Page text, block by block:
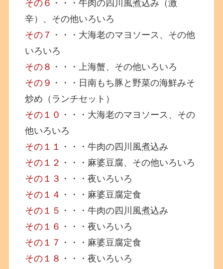
その６ ・・・牛肉の四川風煮込み（激
辛）、その他いろいろ
その７ ・・・大海老のマヨソース、その他
いろいろ
その８ ・・・上海蟹、その他いろいろ
その９ ・・・日南もち豚と野菜の海鮮みそ
炒め（ランチセット）
その１０ ・・・大海老のマヨソース、その
他いろいろ
その１１ ・・・牛肉の四川風煮込み
その１２ ・・・麻婆豆腐、その他いろいろ
その１３ ・・・夜いろいろ
その１４ ・・・麻婆豆腐定食
その１５ ・・・牛肉の四川風煮込み
その１６ ・・・夜いろいろ
その１７ ・・・麻婆豆腐定食
その１８ ・・・夜いろいろ